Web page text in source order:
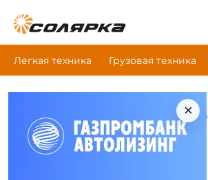
Легкая техника Грузовая техника
×
Главная Строительная и дорожная техника
Каток Cat Cw16